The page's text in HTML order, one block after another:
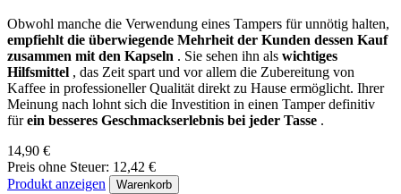
Obwohl manche die Verwendung eines Tampers für unnötig halten,
empfiehlt die überwiegende Mehrheit der Kunden dessen Kauf
zusammen mit den Kapseln . Sie sehen ihn als wichtiges
Hilfsmittel , das Zeit spart und vor allem die Zubereitung von
Kaffee in professioneller Qualität direkt zu Hause ermöglicht. Ihrer
Meinung nach lohnt sich die Investition in einen Tamper definitiv
fürein besseres Geschmackserlebnis bei jeder Tasse .
14,90 €
Preis ohne Steuer: 12,42 €
Produkt anzeigen
Warenkorb